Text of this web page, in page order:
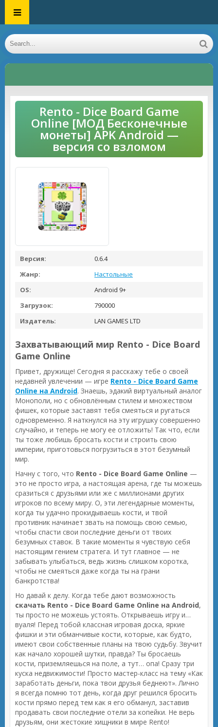
Rento - Dice Board Game
Online [МОД Бесконечные
монеты] APK Android —
версия со взломом
Версия:
0.6.4
Жанр:
Настольные
OS:
Android 9+
Загрузок:
790000
Издатель:
LAN GAMES LTD
Захватывающий мир Rento - Dice Board
Game Online
Привет, дружище! Сегодня я расскажу тебе о своей
недавней увлечении — игре Rento - Dice Board Game
Online на Android. Знаешь, эдакий виртуальный аналог
Монополи, но с обновлённым стилем и множеством
фишек, которые заставят тебя смеяться и ругаться
одновременно. Я наткнулся на эту игрушку совершенно
случайно, и теперь не могу ее отложить! Так что, если
ты тоже любишь бросать кости и строить свою
империи, приготовься погрузиться в этот безумный
мир.
Начну с того, что Rento - Dice Board Game Online —
это не просто игра, а настоящая арена, где ты можешь
сразиться с друзьями или же с миллионами других
игроков по всему миру. О, эти легендарные моменты,
когда ты удачно прокидываешь кости, и твой
противник начинает звать на помощь свою семью,
чтобы спасти свои последние деньги от твоих
безумных ставок. В такие моменты я чувствую себя
настоящим гением стратега. И тут главное — не
забывать улыбаться, ведь жизнь слишком коротка,
чтобы не смеяться даже когда ты на грани
банкротства!
Но давай к делу. Когда тебе дают возможность
скачать Rento - Dice Board Game Online на Android,
ты просто не можешь устоять. Открываешь игру и…
вуаля! Перед тобой классная игровая доска, яркие
фишки и эти обманчивые кости, которые, как будто,
имеют свои собственные планы на твою судьбу. Звучит
как начало хорошей шутки, правда? Ты бросаешь
кости, приземляешься на поле, а тут… опа! Сразу три
куска недвижимости! Просто мастер-класс на тему «Как
заработать деньги, пока твои друзья беднеют». Лично
я всегда помню тот день, когда друг решился бросить
кости прямо перед тем как я его обманул, заставив
продавать свои последние отели за копейки. Не верь
друзьям, они жестокие хищники в мире Rento!